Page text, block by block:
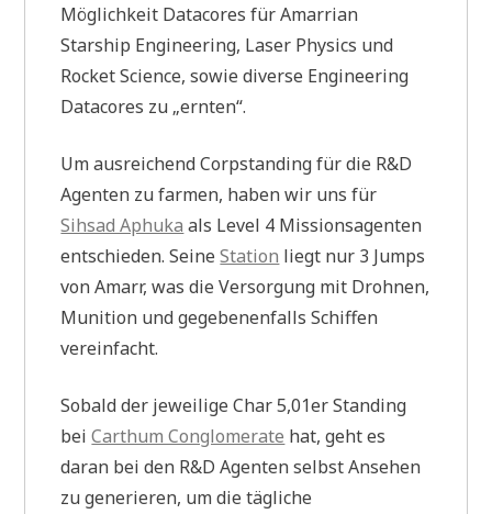
Möglichkeit Datacores für Amarrian
Starship Engineering, Laser Physics und
Rocket Science, sowie diverse Engineering
Datacores zu „ernten“.
Um ausreichend Corpstanding für die R&D
Agenten zu farmen, haben wir uns für
Sihsad Aphuka als Level 4 Missionsagenten
entschieden. SeineStation liegt nur 3 Jumps
von Amarr, was die Versorgung mit Drohnen,
Munition und gegebenenfalls Schiffen
vereinfacht.
Sobald der jeweilige Char 5,01er Standing
beiCarthum Conglomerate hat, geht es
daran bei den R&D Agenten selbst Ansehen
zu generieren, um die tägliche